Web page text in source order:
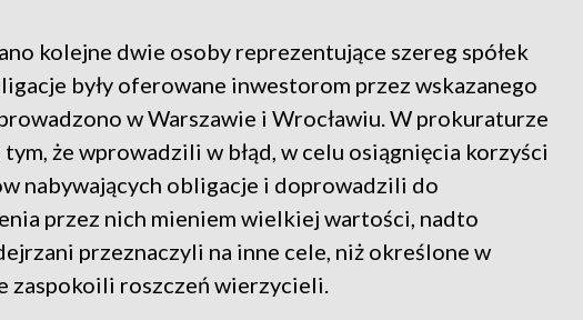
kolejne dwie osoby reprezentujące szereg spółek
były oferowane inwestorom przez wskazanego
w Warszawie i Wrocławiu. W prokuraturze
że wprowadzili w błąd, w celu osiągnięcia korzyści
nabywających obligacje i doprowadzili do
przez nich mieniem wielkiej wartości, nadto
przeznaczyli na inne cele, niż określone w
zaspokoili roszczeń wierzycieli.